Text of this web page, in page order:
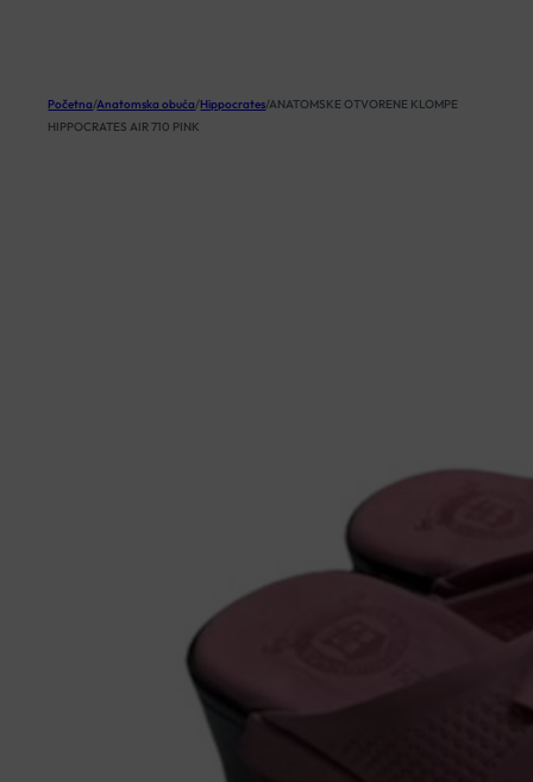
Početna/Anatomska obuća/Hippocrates/ANATOMSKE OTVORENE KLOMPE
HIPPOCRATES AIR 710 PINK